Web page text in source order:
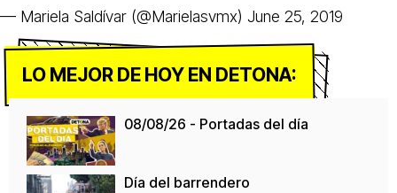
— Mariela Saldívar (@Marielasvmx) June 25, 2019
LO MEJOR DE HOY EN DETONA:
08/08/26 - Portadas del día
Día del barrendero